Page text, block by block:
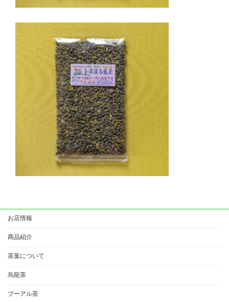
お店情報
商品紹介
茶葉について
烏龍茶
プーアル茶